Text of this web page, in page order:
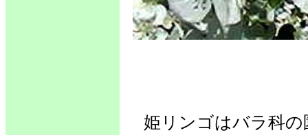
姫リンゴはバラ科の